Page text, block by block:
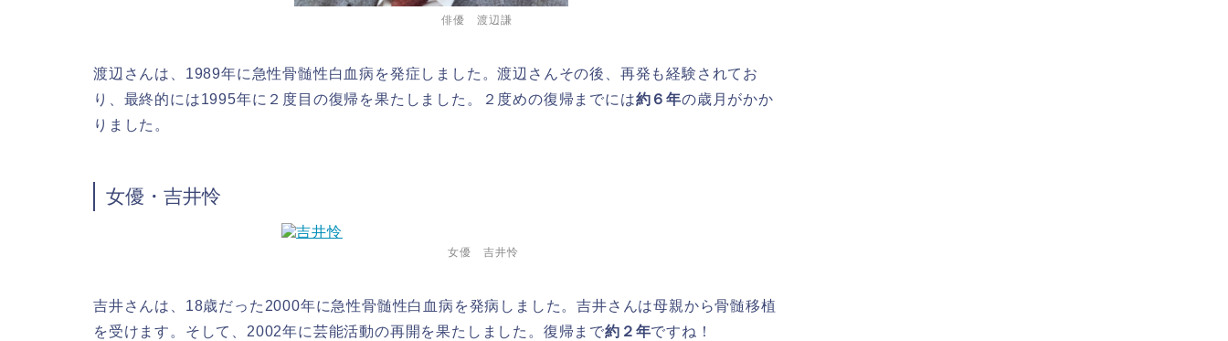
俳優 渡辺謙
渡辺さんは、1989年に 急性骨髄性白血病を発症しました。渡辺さんその後、再発も経験されてお
り、最終的には1995年に２度目の復帰を果たしました。２度めの復帰までには約６年の歳月がかか
りました。
女優・吉井怜
女優 吉井怜
吉井さんは、18歳だった 2000年に急性骨髄性白血病を発病しました。吉井さんは母親から骨髄移植
を受けます。そして、 2002年に芸能活動の再開を果たしました。復帰まで約２年ですね！